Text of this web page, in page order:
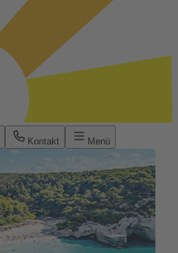
Kontakt Menü